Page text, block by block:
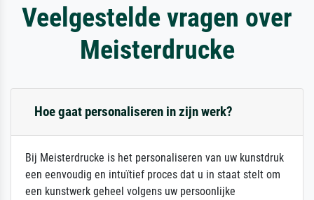
Veelgestelde vragen over
Meisterdrucke
Hoe gaat personaliseren in zijn werk?
Bij Meisterdrucke is het personaliseren van uw kunstdruk
een eenvoudig en intuïtief proces dat u in staat stelt om
een kunstwerk geheel volgens uw persoonlijke